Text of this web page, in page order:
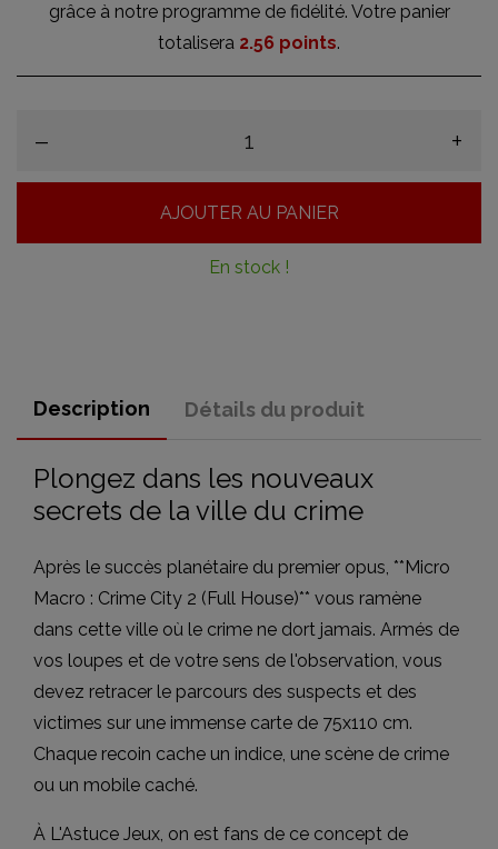
grâce à notre programme de fidélité. Votre panier
totalisera 2.56 points.
– +
AJOUTER AU PANIER
En stock !
Description Détails du produit
Plongez dans les nouveaux
secrets de la ville du crime
Après le succès planétaire du premier opus, **Micro
Macro : Crime City 2 (Full House)** vous ramène
dans cette ville où le crime ne dort jamais. Armés de
vos loupes et de votre sens de l'observation, vous
devez retracer le parcours des suspects et des
victimes sur une immense carte de 75x110 cm.
Chaque recoin cache un indice, une scène de crime
ou un mobile caché.
À L'Astuce Jeux, on est fans de ce concept de